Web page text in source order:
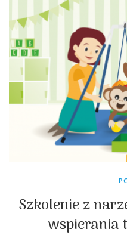
Szkolenie z
wspierania